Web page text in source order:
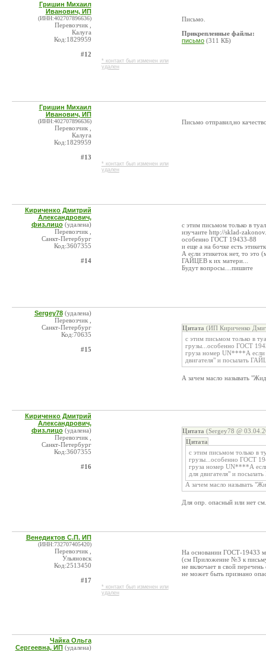
Гришин Михаил
Иванович, ИП
(ИНН:402707896636)
Перевозчик ,
Калуга
Код:1829959
#12
* контакт был изменен или
удален
Письмо.
Прикрепленные файлы:
письмо (311 КБ)
Гришин Михаил
Иванович, ИП
(ИНН:402707896636)
Перевозчик ,
Калуга
Код:1829959
#13
* контакт был изменен или
удален
Письмо отправил,но
Кириченко Дмитрий
Александрович,
физ.лицо (удалена)
Перевозчик ,
Санкт-Петербург
Код:3607355
#14
с этим письмом только в
изучаите http://sklad-
особенно ГОСТ 19433-88
и еще а на бочке есть
А если этикеток нет, то это
ГАЙЦЕВ к их матери...
Будут вопросы....пишите
Sergey78 (удалена)
Перевозчик ,
Санкт-Петербург
Код:70635
#15
Цитата (ИП Кириченко
с этим письмом только в
грузы...особенно ГОСТ
груза номер UN****А если
двигателя" и посылать
А зачем масло называть
Кириченко Дмитрий
Александрович,
физ.лицо (удалена)
Перевозчик ,
Санкт-Петербург
Код:3607355
#16
Цитата (Sergey78 @
Цитата
с этим письмом только в
грузы...особенно ГОСТ
груза номер UN****А
для двигателя" и
А зачем масло называть
Для опр. опасный или нет
Венедиктов С.П. ИП
(ИНН:732707405420)
Перевозчик ,
Ульяновск
Код:2513450
#17
* контакт был изменен или
удален
На основании ГОСТ-19433
(см Приложение №3 к
не включает в свой
не может быть признано
Чайка Ольга
Сергеевна, ИП (удалена)